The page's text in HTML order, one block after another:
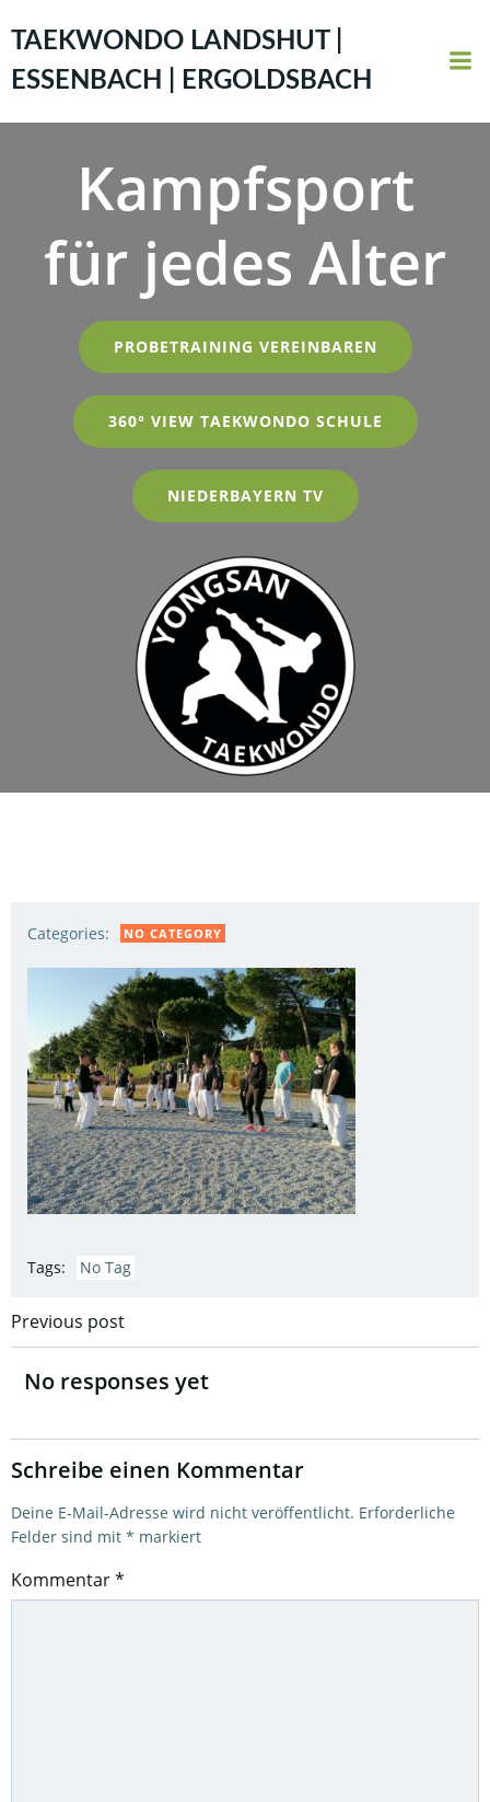
Inhalt
springen
TAEKWONDO LANDSHUT |
ESSENBACH | ERGOLDSBACH
Kampfsport
für jedes Alter
PROBETRAINING VEREINBAREN
360° VIEW TAEKWONDO SCHULE
NIEDERBAYERN TV
Categories: NO CATEGORY
Tags: No Tag
Post
navigation
Previous post
No responses yet
Schreibe einen Kommentar
Deine E-Mail-Adresse wird nicht veröffentlicht. Erforderliche
Felder sind mit * markiert
Kommentar*